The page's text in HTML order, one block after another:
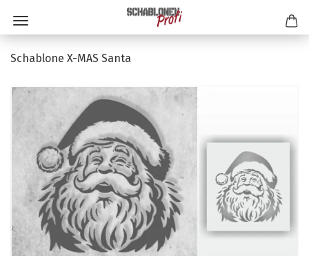
Schablone X-MAS Santa